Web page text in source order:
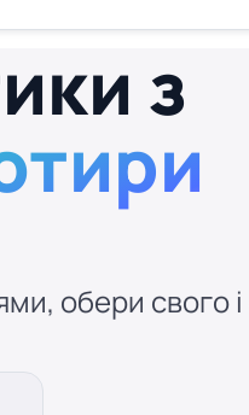
з
обери свого